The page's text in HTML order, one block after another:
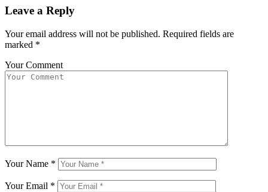
Leave a Reply
Your email address will not be published. Required fields are
marked *
Your Comment
Your Name *
Your Email *